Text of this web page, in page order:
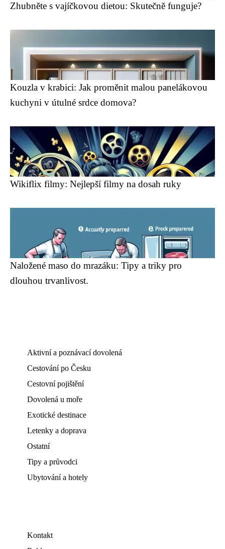
Zhubněte s vajíčkovou dietou: Skutečně funguje?
Kouzla v krabici: Jak proměnit malou panelákovou
kuchyni v útulné srdce domova?
Wikiflix filmy: Nejlepší filmy na dosah ruky
Naložené maso do mrazáku: Tipy a triky pro
dlouhou trvanlivost.
Aktivní a poznávací dovolená
Cestování po Česku
Cestovní pojištění
Dovolená u moře
Exotické destinace
Letenky a doprava
Ostatní
Tipy a průvodci
Ubytování a hotely
Kontakt